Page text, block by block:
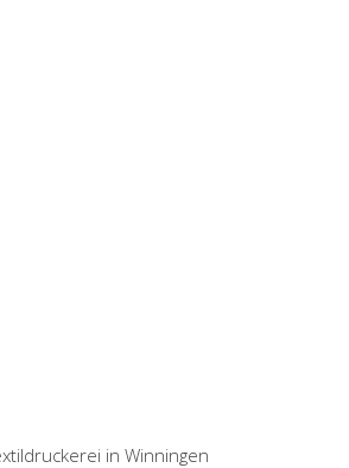
in Winningen